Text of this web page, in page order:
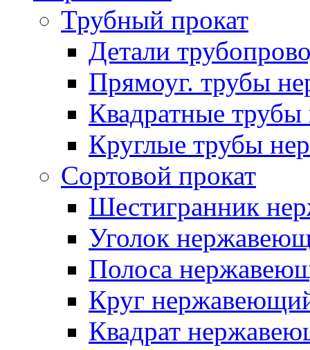
Трубный прокат
Детали
Прямоуг. трубы
Квадратные
Круглые трубы
Сортовой прокат
Шестигранник
Уголок
Полоса
Круг
Квадрат